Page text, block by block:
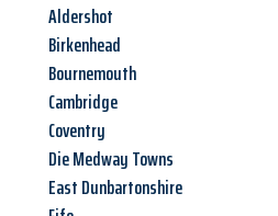
Aldershot
Birkenhead
Bournemouth
Cambridge
Coventry
Die Medway Towns
East Dunbartonshire